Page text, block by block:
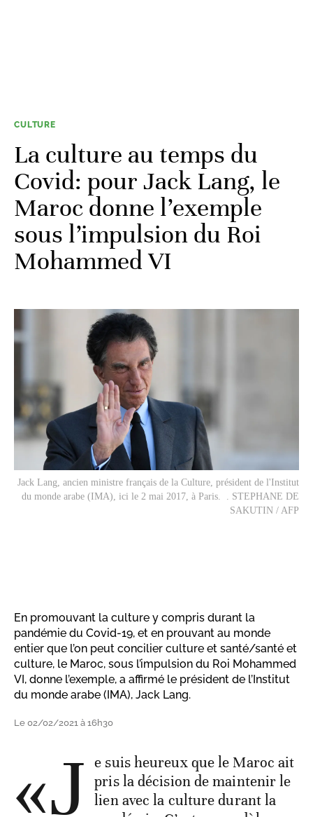
CULTURE
La culture au temps du
Covid: pour Jack Lang, le
Maroc donne l’exemple
sous l’impulsion du Roi
Mohammed VI
Jack Lang, ancien ministre français de la Culture, président de l'Institut
du monde arabe (IMA), ici le 2 mai 2017, à Paris. . STEPHANE DE
SAKUTIN / AFP
En promouvant la culture y compris durant la
pandémie du Covid-19, et en prouvant au monde
entier que l’on peut concilier culture et santé/santé et
culture, le Maroc, sous l’impulsion du Roi Mohammed
VI, donne l’exemple, a affirmé le président de l’Institut
du monde arabe (IMA), Jack Lang.
Le 02/02/2021 à 16h30
«J e suis heureux que le Maroc ait
pris la décision de maintenir le
lien avec la culture durant la